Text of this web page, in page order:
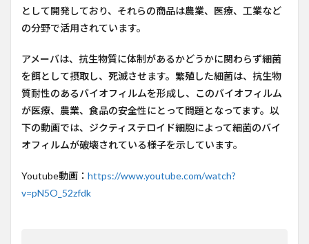
として開発しており、それらの商品は農業、医療、工業など
の分野で活用されています。
アメーバは、抗生物質に体制があるかどうかに関わらず細菌
を餌として摂取し、死滅させます。繁殖した細菌は、抗生物
質耐性のあるバイオフィルムを形成し、このバイオフィルム
が医療、農業、食品の安全性にとって問題となってます。以
下の動画では、ジクティステロイド細胞によって細菌のバイ
オフィルムが破壊されている様子を示しています。
Youtube動画： https://www.youtube.com/watch?
v=pN5O_52zfdk